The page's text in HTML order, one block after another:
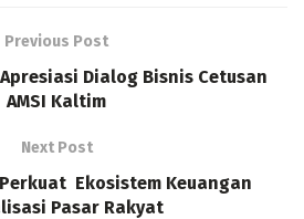
Previous Post
Dialog Bisnis Cetusan
AMSI Kaltim
Next Post
Ekosistem Keuangan
Pasar Rakyat